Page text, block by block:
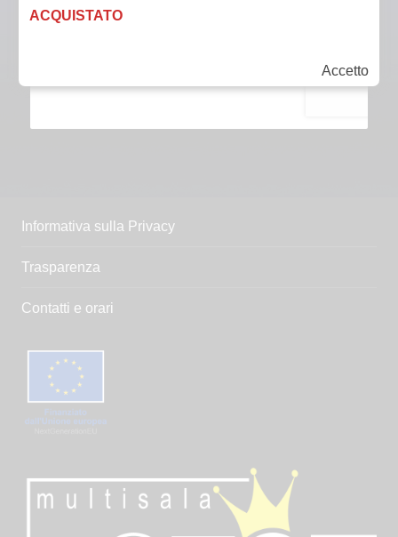
Informativa sulla Privacy
Trasparenza
Contatti e orari
Accetto
ACQUISTATO